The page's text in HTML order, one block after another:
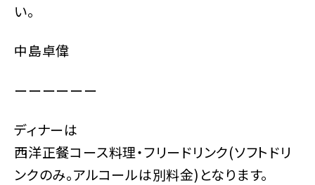
い。
中島卓偉
ーーーーーー
ディナーは
西洋正餐コース料理・フリードリンク(ソフトドリ
ンクのみ。アルコールは別料金)となります。